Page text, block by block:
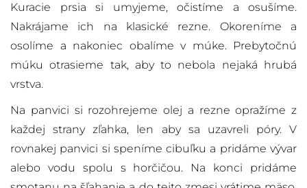
Kuracie prsia si umyjeme, očistíme a osušíme.
Nakrájame ich na klasické rezne. Okoreníme a
osolíme a nakoniec obalíme v múke. Prebytočnú
múku otrasieme tak, aby to nebola nejaká hrubá
vrstva.
Na panvici si rozohrejeme olej a rezne opražíme z
každej strany zľahka, len aby sa uzavreli póry. V
rovnakej panvici si speníme cibuľku a pridáme vývar
alebo vodu spolu s horčičou. Na konci pridáme